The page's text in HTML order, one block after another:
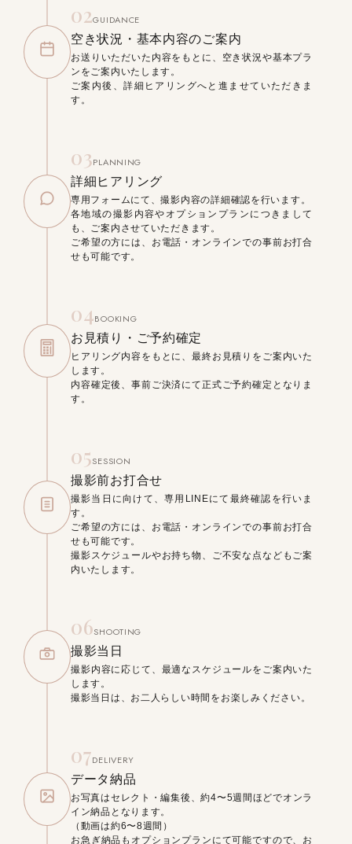
02GUIDANCE
空き状況・基本内容のご案内
お送りいただいた内容をもとに、空き状況や基本プラ
ンをご案内いたします。
ご案内後、詳細ヒアリングへと進ませていただきま
す。
03PLANNING
詳細ヒアリング
専用フォームにて、撮影内容の詳細確認を行います。
各地域の撮影内容やオプションプランにつきまして
も、ご案内させていただきます。
ご希望の方には、お電話・オンラインでの事前お打合
せも可能です。
04BOOKING
お見積り・ご予約確定
ヒアリング内容をもとに、最終お見積りをご案内いた
します。
内容確定後、事前ご決済にて正式ご予約確定となりま
す。
05SESSION
撮影前お打合せ
撮影当日に向けて、専用LINEにて最終確認を行いま
す。
ご希望の方には、お電話・オンラインでの事前お打合
せも可能です。
撮影スケジュールやお持ち物、ご不安な点などもご案
内いたします。
06SHOOTING
撮影当日
撮影内容に応じて、最適なスケジュールをご案内いた
します。
撮影当日は、お二人らしい時間をお楽しみください。
07DELIVERY
データ納品
お写真はセレクト・編集後、約4〜5週間ほどでオンラ
イン納品となります。
（動画は約6〜8週間）
お急ぎ納品もオプションプランにて可能ですので、お